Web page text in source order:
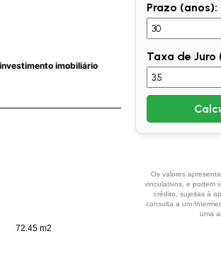
imobiliário
72.45 m2
Prazo (anos):
Taxa de Juro
Os valores
vinculativos, e podem
crédito, sujeitas à
consulta a um
uma